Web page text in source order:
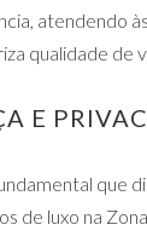
atendendo
qualidade de
E
que
de luxo na